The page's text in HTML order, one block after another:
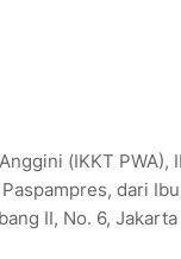
(IKKT PWA),
dari
II, No. 6,